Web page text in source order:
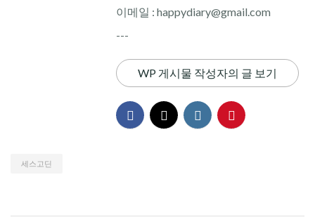
이메일 : happydiary@gmail.com
---
WP 게시물 작성자의 글 보기
세스고딘